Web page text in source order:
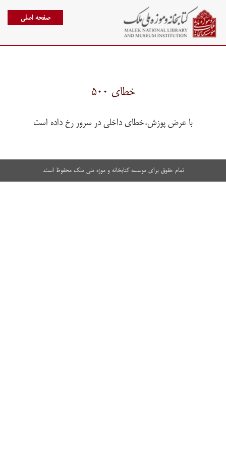
صفحه اصلی
خطای ۵۰۰
با عرض پوزش،خطای داخلی در سرور رخ داده است
تمام حقوق برای موسسه کتابخانه و موزه ملی ملک محفوظ است.